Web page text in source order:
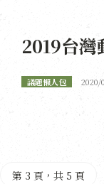
2019台灣
議題懶人包 2020/
第 3 頁，共 5 頁